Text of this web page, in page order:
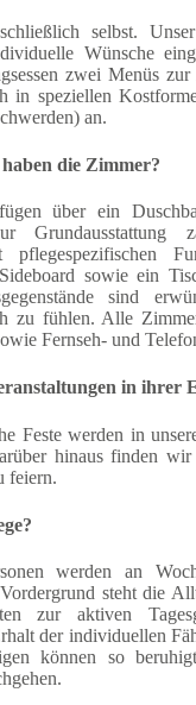
selbst.
Wünsche
zwei Menüs
in speziellen
an.
die Zimmer?
über ein
Grundausstattung
sowie ein
sind
zu fühlen. Alle
Fernseh- und
in ihrer
Feste werden in
hinaus finden
feiern.
werden an
steht die
zur aktiven
der individuellen
können so